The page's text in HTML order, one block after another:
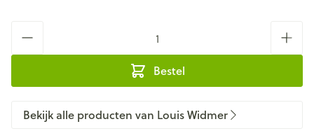
Bestel
Bekijk alle producten van Louis Widmer